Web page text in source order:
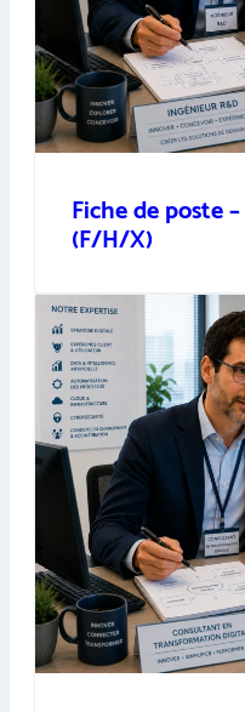
Fiche de poste
(F/H/X)